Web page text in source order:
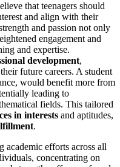
that teenagers should
and align with their
and passion not only
engagement and
and expertise.
development,
future careers. A student
would benefit more from
leading to
fields. This tailored
in interests and aptitudes,
.
efforts across all
concentrating on